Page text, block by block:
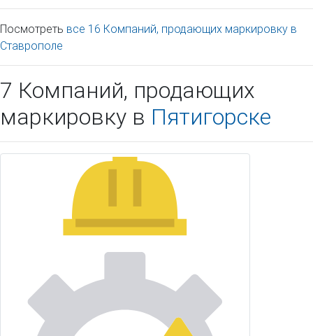
Посмотреть все 16 Компаний, продающих маркировку в
Ставрополе
7 Компаний, продающих
маркировку в Пятигорске